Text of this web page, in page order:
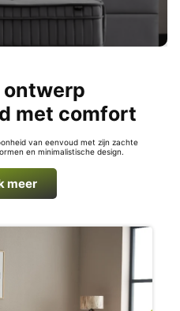
met comfort
van eenvoud met zijn zachte
en minimalistische design.
meer